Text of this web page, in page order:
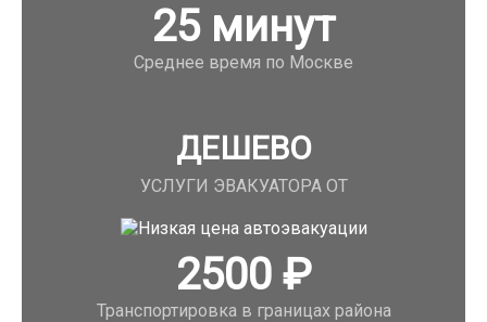
25минут
Среднее время по Москве
ДЕШЕВО
УСЛУГИ ЭВАКУАТОРА ОТ
2500₽
Транспортировка в границах района